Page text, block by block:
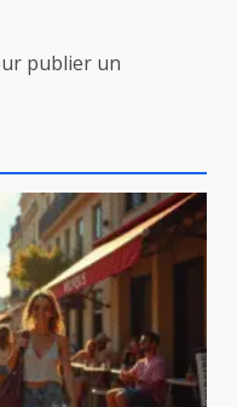
publier un